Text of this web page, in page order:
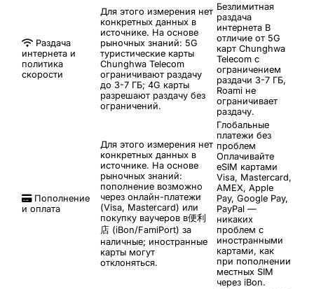
Раздача
интернета и
политика
скорости
Для этого измерения нет
конкретных данных в
источнике. На основе
рыночных знаний: 5G
туристические карты
Chunghwa Telecom
ограничивают раздачу
до 3-7 ГБ; 4G карты
разрешают раздачу без
ограничений.
Безлимитная
раздача
интернета В
отличие от 5G
карт Chunghwa
Telecom с
ограничением
раздачи 3-7 ГБ,
Roami не
ограничивает
раздачу.
Пополнение
и оплата
Для этого измерения нет
конкретных данных в
источнике. На основе
рыночных знаний:
пополнение возможно
через онлайн-платежи
(Visa, Mastercard) или
покупку ваучеров в便利
店 (iBon/FamiPort) за
наличные; иностранные
карты могут
отклоняться.
Глобальные
платежи без
проблем
Оплачивайте
eSIM картами
Visa, Mastercard,
AMEX, Apple
Pay, Google Pay,
PayPal —
никаких
проблем с
иностранными
картами, как
при пополнении
местных SIM
через iBon.